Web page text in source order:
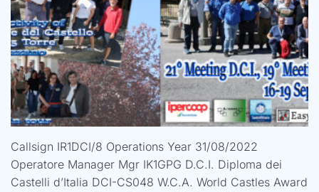
Callsign IR1DCI/8 Operations Year 31/08/2022
Operatore Manager Mgr IK1GPG D.C.I. Diploma dei
Castelli d’Italia DCI-CS048 W.C.A. World Castles Award